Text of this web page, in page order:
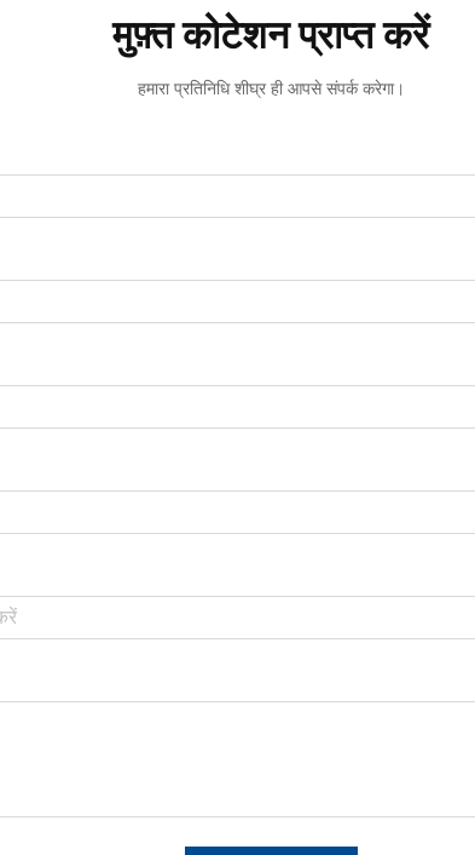
मुफ़्त कोटेशन प्राप्त करें
हमारा प्रतिनिधि शीघ्र ही आपसे संपर्क करेगा।